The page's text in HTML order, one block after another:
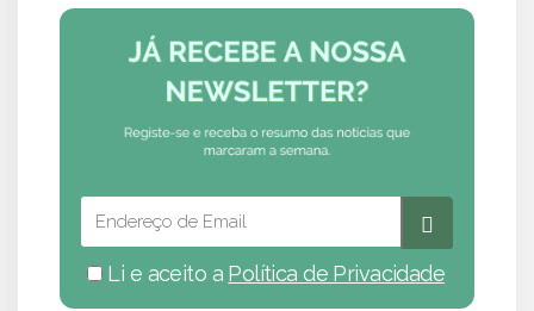
Li e aceito a Política de Privacidade